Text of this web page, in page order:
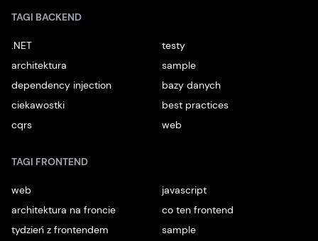
TAGI BACKEND
.NET
testy
architektura
sample
dependency injection
bazy danych
ciekawostki
best practices
cqrs
web
TAGI FRONTEND
web
javascript
architektura na froncie
co ten frontend
tydzień z frontendem
sample